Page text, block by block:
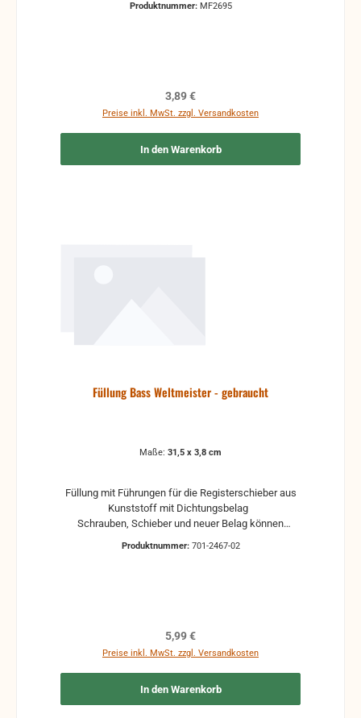
Produktnummer: MF2695
Regulärer Preis:
3,89 €
Preise inkl. MwSt. zzgl. Versandkosten
In den Warenkorb
Füllung Bass Weltmeister - gebraucht
Maße: 31,5 x 3,8 cm
Füllung mit Führungen für die Registerschieber aus
Kunststoff mit Dichtungsbelag
Schrauben, Schieber und neuer Belag können
separat bestellt werden
Produktnummer: 701-2467-02
Regulärer Preis:
5,99 €
Preise inkl. MwSt. zzgl. Versandkosten
In den Warenkorb